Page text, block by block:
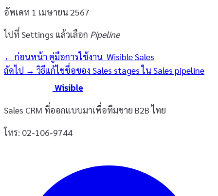
อัพเดท 1 เมษายน 2567
ไปที่ Settings แล้วเลือก Pipeline
← ก่อนหน้า คู่มือการใช้งาน Wisible Sales
ถัดไป → วิธีแก้ไขชื่อของ Sales stages ใน Sales pipeline
Wisible
Sales CRM ที่ออกแบบมาเพื่อทีมขาย B2B ไทย
โทร: 02-106-9744